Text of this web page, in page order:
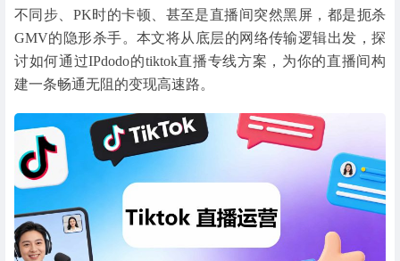
不同步、PK时的卡顿、甚至是直播间突然黑屏，都是扼杀
GMV的隐形杀手。本文将从底层的网络传输逻辑出发，探
讨如何通过IPdodo的tiktok直播专线方案，为你的直播间构
建一条畅通无阻的变现高速路。